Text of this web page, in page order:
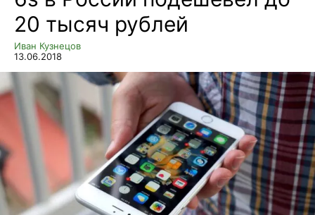
20 тысяч рублей
Иван Кузнецов
13.06.2018